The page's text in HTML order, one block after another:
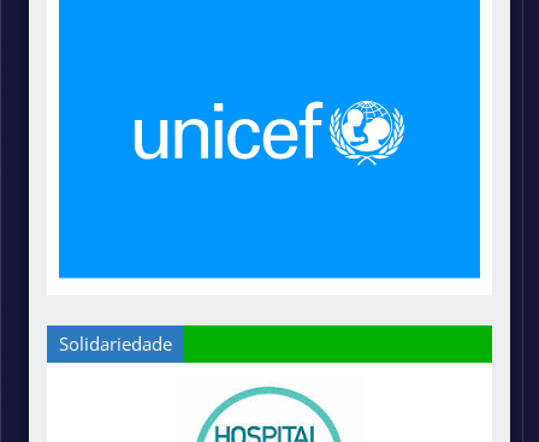
Solidariedade